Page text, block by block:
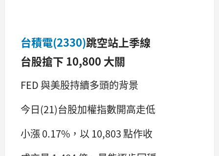
台積電(2330)跳空站上季線
台股搶下 10,800 大關
FED 與美股持續多頭的背景
今日(21)台股加權指數開高走低
小漲 0.17%，以 10,803 點作收